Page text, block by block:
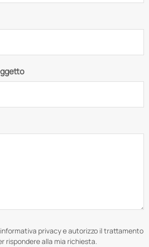
privacy e autorizzo il trattamento
rispondere alla mia richiesta.